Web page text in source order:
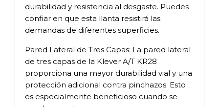
durabilidad y resistencia al desgaste. Puedes
confiar en que esta llanta resistirá las
demandas de diferentes superficies.
Pared Lateral de Tres Capas: La pared lateral
de tres capas de la Klever A/T KR28
proporciona una mayor durabilidad vial y una
protección adicional contra pinchazos. Esto
es especialmente beneficioso cuando se